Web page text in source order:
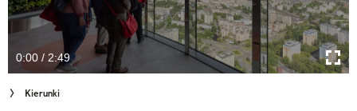
Newsletter
Cuda Polski
Wielki Konkurs Fotograficzny
0:00 / 2:49
Kierunki